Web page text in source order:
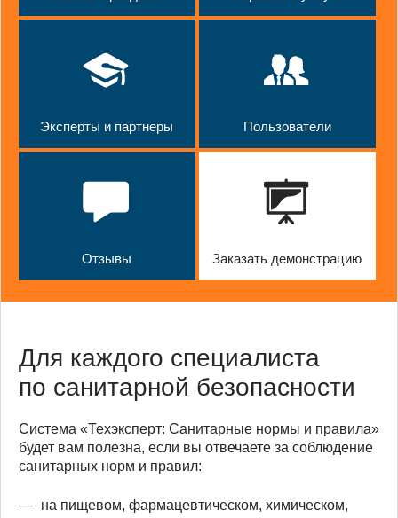
Эксперты и партнеры Пользователи
Отзывы Заказать демонстрацию
Для каждого специалиста
по санитарной безопасности
Система «Техэксперт: Санитарные нормы и правила»
будет вам полезна, если вы отвечаете за соблюдение
санитарных норм и правил:
на пищевом, фармацевтическом, химическом,